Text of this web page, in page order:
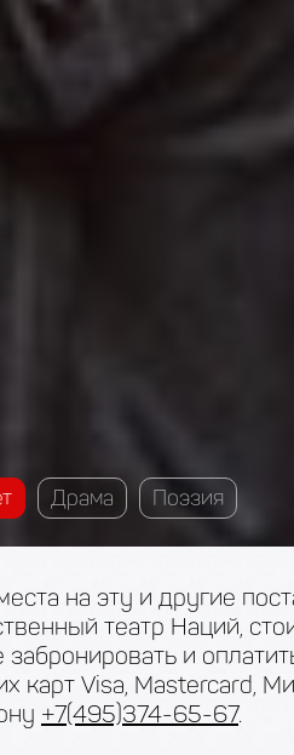
Драма Поэзия
на эту и другие
театр Наций,
и
карт Visa, Mastercard,
+7(495)374-65-67.